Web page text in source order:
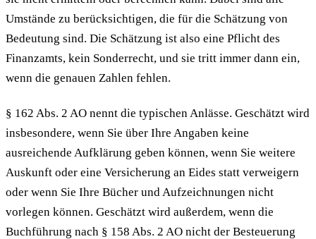
Umstände zu berücksichtigen, die für die Schätzung von
Bedeutung sind. Die Schätzung ist also eine Pflicht des
Finanzamts, kein Sonderrecht, und sie tritt immer dann ein,
wenn die genauen Zahlen fehlen.
§ 162 Abs. 2 AO nennt die typischen Anlässe. Geschätzt wird
insbesondere, wenn Sie über Ihre Angaben keine
ausreichende Aufklärung geben können, wenn Sie weitere
Auskunft oder eine Versicherung an Eides statt verweigern
oder wenn Sie Ihre Bücher und Aufzeichnungen nicht
vorlegen können. Geschätzt wird außerdem, wenn die
Buchführung nach § 158 Abs. 2 AO nicht der Besteuerung